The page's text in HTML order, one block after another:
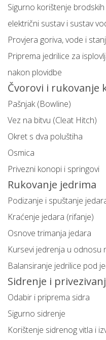
Sigurno korištenje
električni sustav i sustav
Provjera goriva, vode i
Priprema jedrilice za
nakon plovidbe
Čvorovi i rukovanje
Pašnjak (Bowline)
Vez na bitvu (Cleat Hitch)
Okret s dva poluštiha
Osmica
Privezni konopi i springovi
Rukovanje jedrima
Podizanje i spuštanje
Kraćenje jedara (rifanje)
Osnove trimanja jedara
Kursevi jedrenja u odnosu
Balansiranje jedrilice pod
Sidrenje i
Odabir i priprema sidra
Sigurno sidrenje
Korištenje sidrenog vitla i